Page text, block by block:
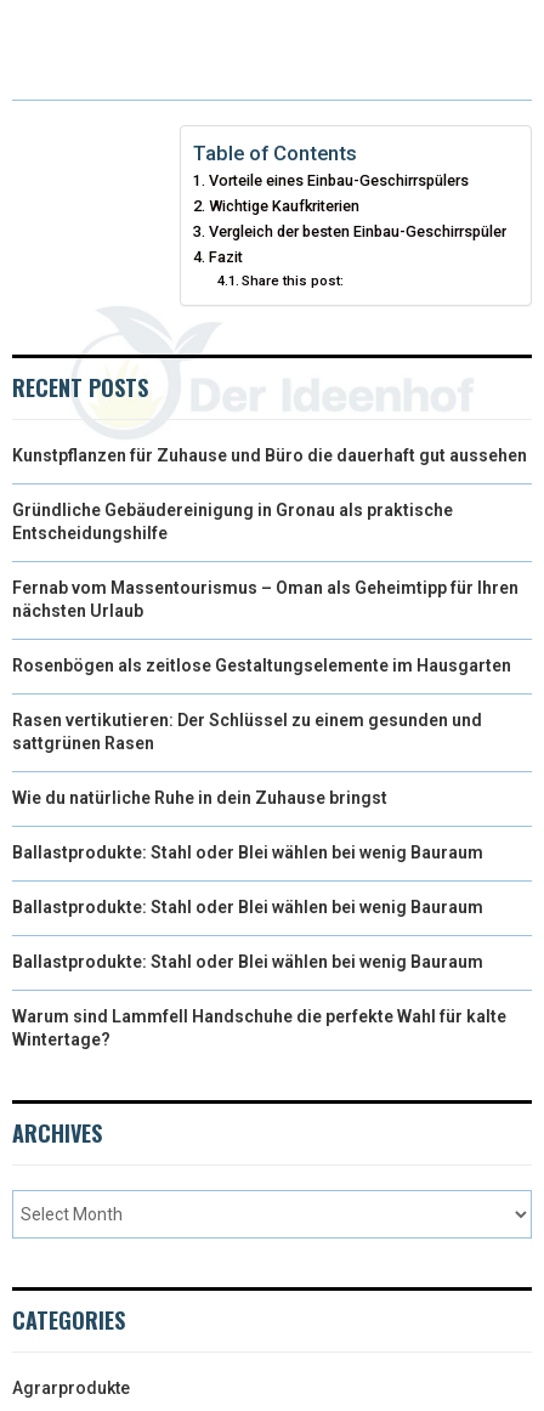
W
)
E
B
O
O
T
R
E
S
K
D
I
I
Table of Contents
Vorteile eines Einbau-Geschirrspülers
Wichtige Kaufkriterien
Vergleich der besten Einbau-Geschirrspüler
Fazit
Share this post:
RECENT POSTS
Kunstpflanzen für Zuhause und Büro die dauerhaft gut aussehen
Gründliche Gebäudereinigung in Gronau als praktische
Entscheidungshilfe
Fernab vom Massentourismus – Oman als Geheimtipp für Ihren
nächsten Urlaub
Rosenbögen als zeitlose Gestaltungselemente im Hausgarten
Rasen vertikutieren: Der Schlüssel zu einem gesunden und
sattgrünen Rasen
Wie du natürliche Ruhe in dein Zuhause bringst
Ballastprodukte: Stahl oder Blei wählen bei wenig Bauraum
Ballastprodukte: Stahl oder Blei wählen bei wenig Bauraum
Ballastprodukte: Stahl oder Blei wählen bei wenig Bauraum
Warum sind Lammfell Handschuhe die perfekte Wahl für kalte
Wintertage?
ARCHIVES
CATEGORIES
Agrarprodukte